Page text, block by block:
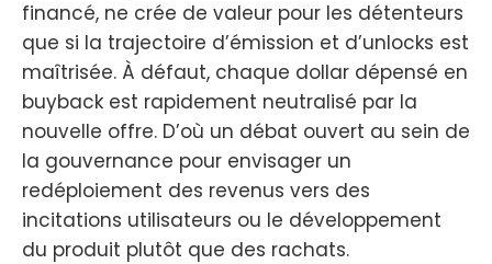
financé, ne crée de valeur pour les détenteurs
que si la trajectoire d’émission et d’unlocks est
maîtrisée. À défaut, chaque dollar dépensé en
buyback est rapidement neutralisé par la
nouvelle offre. D’où un débat ouvert au sein de
la gouvernance pour envisager un
redéploiement des revenus vers des
incitations utilisateurs ou le développement
du produit plutôt que des rachats.